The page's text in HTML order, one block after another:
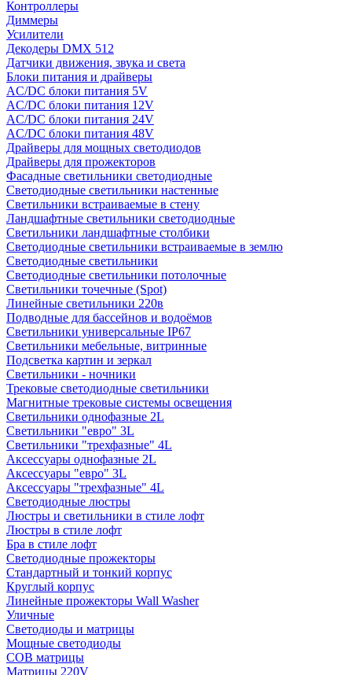
Контроллеры
Диммеры
Усилители
Декодеры DMX 512
Датчики движения, звука и света
Блоки питания и драйверы
AC/DC блоки питания 5V
AC/DC блоки питания 12V
AC/DC блоки питания 24V
AC/DC блоки питания 48V
Драйверы для мощных светодиодов
Драйверы для прожекторов
Фасадные светильники светодиодные
Светодиодные светильники настенные
Светильники встраиваемые в стену
Ландшафтные светильники светодиодные
Светильники ландшафтные столбики
Светодиодные светильники встраиваемые в землю
Светодиодные светильники
Светодиодные светильники потолочные
Светильники точечные (Spot)
Линейные светильники 220в
Подводные для бассейнов и водоёмов
Светильники универсальные IP67
Светильники мебельные, витринные
Подсветка картин и зеркал
Светильники - ночники
Трековые светодиодные светильники
Магнитные трековые системы освещения
Светильники однофазные 2L
Светильники "евро" 3L
Светильники "трехфазные" 4L
Аксессуары однофазные 2L
Аксессуары "евро" 3L
Аксессуары "трехфазные" 4L
Светодиодные люстры
Люстры и светильники в стиле лофт
Люстры в стиле лофт
Бра в стиле лофт
Светодиодные прожекторы
Стандартный и тонкий корпус
Круглый корпус
Линейные прожекторы Wall Washer
Уличные
Светодиоды и матрицы
Мощные светодиоды
COB матрицы
Матрицы 220V